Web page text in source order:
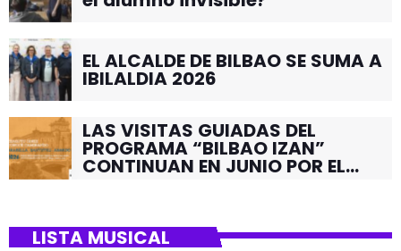
EL ALCALDE DE BILBAO SE SUMA A
IBILALDIA 2026
LAS VISITAS GUIADAS DEL
PROGRAMA “BILBAO IZAN”
CONTINUAN EN JUNIO POR EL
LISTA MUSICAL